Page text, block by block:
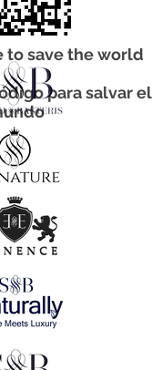
to save the world
para salvar el